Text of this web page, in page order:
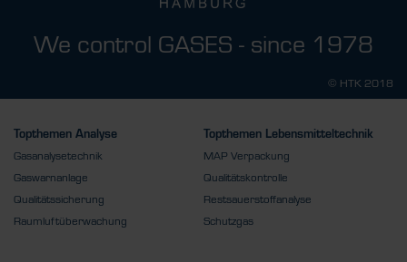
We control GASES - since 1978
© HTK 2018
Topthemen Analyse
Gasanalysetechnik
Gaswarnanlage
Qualitätssicherung
Raumluftüberwachung
Topthemen Lebensmitteltechnik
MAP Verpackung
Qualitätskontrolle
Restsauerstoffanalyse
Schutzgas